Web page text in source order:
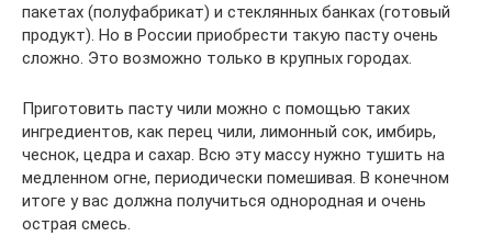
пакетах (полуфабрикат) и стеклянных банках (готовый
продукт). Но в России приобрести такую пасту очень
сложно. Это возможно только в крупных городах.
Приготовить пасту чили можно с помощью таких
ингредиентов, как перец чили, лимонный сок, имбирь,
чеснок, цедра и сахар. Всю эту массу нужно тушить на
медленном огне, периодически помешивая. В конечном
итоге у вас должна получиться однородная и очень
острая смесь.